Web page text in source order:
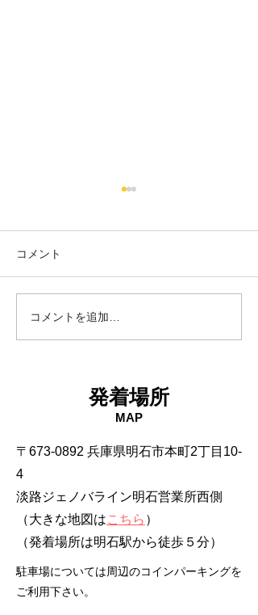
コメント
コメントを追加…
発着場所
MAP
〒673-0892 兵庫県明石市本町2丁目10-
4
淡路ジェノバライン明石営業所西側
（大きな地図はこちら ）
​（発着場所は明石駅から徒歩５分）
駐車場については周辺のコインパーキングを
ご利用下さい。